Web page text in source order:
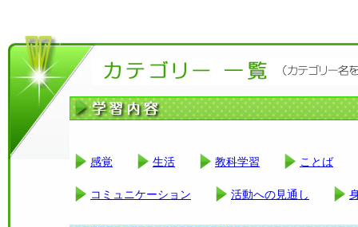
感覚 生活 教科学習 ことば
コミュニケーション 活動への見通し